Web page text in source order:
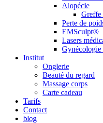
Alopécie
Greffe
Perte de
EMSculpt®
Lasers
Gynécologie
Institut
Onglerie
Beauté du regard
Massage corps
Carte cadeau
Tarifs
Contact
blog